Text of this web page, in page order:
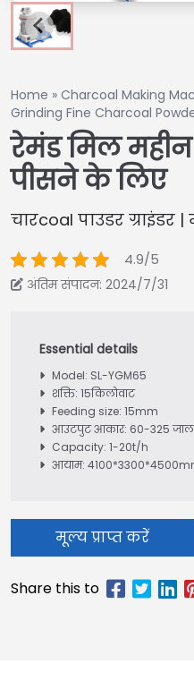
Home » Charcoal Making
Grinding Fine Charcoal
रेमंड मिल महीन
पीसने के लिए
चारcoal पाउडर
4.9/5
अंतिम संपादन: 2024/7/31
Model: SL-YGM65
शक्ति: 15किलोवाट
Feeding size: 15mm
आउटपुट आकार: 60-325 जाल
Capacity: 1-20t/h
आयाम:
मूल्य प्राप्त करें